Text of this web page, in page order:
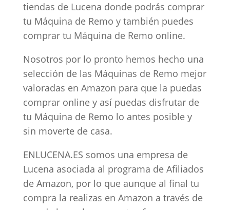
tiendas de Lucena donde podrás comprar
tu Máquina de Remo y también puedes
comprar tu Máquina de Remo online.
Nosotros por lo pronto hemos hecho una
selección de las Máquinas de Remo mejor
valoradas en Amazon para que la puedas
comprar online y así puedas disfrutar de
tu Máquina de Remo lo antes posible y
sin moverte de casa.
ENLUCENA.ES somos una empresa de
Lucena asociada al programa de Afiliados
de Amazon, por lo que aunque al final tu
compra la realizas en Amazon a través de